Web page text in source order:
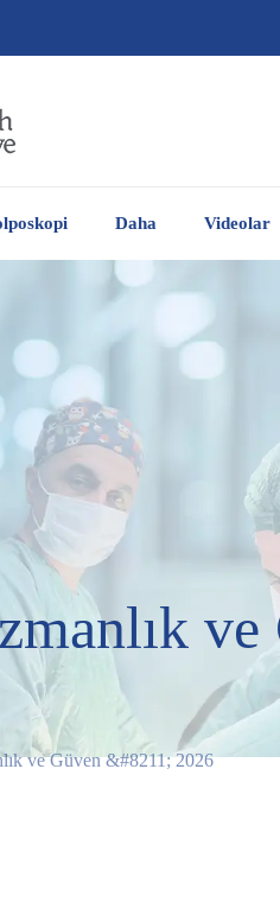
Daha Videolar
ve
ve Güven &#8211; 2026